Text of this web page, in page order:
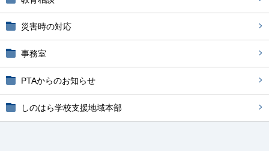
災害時の対応
事務室
PTAからのお知らせ
しのはら学校支援地域本部